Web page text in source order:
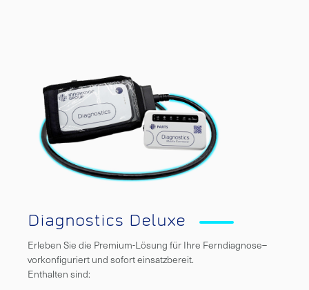
Diagnostics Deluxe
Erleben Sie die Premium-Lösung für Ihre Ferndiagnose–
vorkonfiguriert und sofort einsatzbereit.
Enthalten sind: